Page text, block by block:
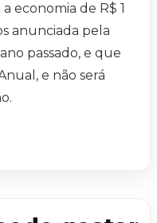
economia de R$ 1
anunciada pela
passado, e que
e não será